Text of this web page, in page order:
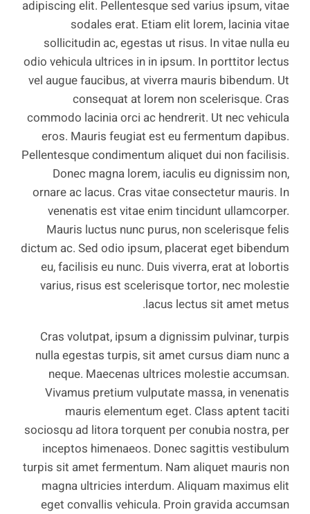
adipiscing elit. Pellentesque sed varius ipsum, vitae
sodales erat. Etiam elit lorem, lacinia vitae
sollicitudin ac, egestas ut risus. In vitae nulla eu
odio vehicula ultrices in in ipsum. In porttitor lectus
vel augue faucibus, at viverra mauris bibendum. Ut
consequat at lorem non scelerisque. Cras
commodo lacinia orci ac hendrerit. Ut nec vehicula
eros. Mauris feugiat est eu fermentum dapibus.
Pellentesque condimentum aliquet dui non facilisis.
Donec magna lorem, iaculis eu dignissim non,
ornare ac lacus. Cras vitae consectetur mauris. In
venenatis est vitae enim tincidunt ullamcorper.
Mauris luctus nunc purus, non scelerisque felis
dictum ac. Sed odio ipsum, placerat eget bibendum
eu, facilisis eu nunc. Duis viverra, erat at lobortis
varius, risus est scelerisque tortor, nec molestie
lacus lectus sit amet metus.
Cras volutpat, ipsum a dignissim pulvinar, turpis
nulla egestas turpis, sit amet cursus diam nunc a
neque. Maecenas ultrices molestie accumsan.
Vivamus pretium vulputate massa, in venenatis
mauris elementum eget. Class aptent taciti
sociosqu ad litora torquent per conubia nostra, per
inceptos himenaeos. Donec sagittis vestibulum
turpis sit amet fermentum. Nam aliquet mauris non
magna ultricies interdum. Aliquam maximus elit
eget convallis vehicula. Proin gravida accumsan